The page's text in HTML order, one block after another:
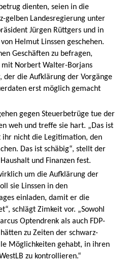
dienten, seien in die
gelben Landesregierung unter
Jürgen Rüttgers und in
Helmut Linssen geschehen.
Geschäften zu befragen,
mit Norbert Walter-Borjans
der die Aufklärung der Vorgänge
erst möglich gemacht
gegen Steuerbetrüge tue der
weh und treffe sie hart. „Das ist
ihr nicht die Legitimation, den
Das ist schäbig“, stellt der
und Finanzen fest.
um die Aufklärung der
sie Linssen in den
einladen, damit er die
schlägt Zimkeit vor. „Sowohl
Optendrenk als auch FDP-
zu Zeiten der schwarz-
Möglichkeiten gehabt, in ihren
zu kontrollieren.“